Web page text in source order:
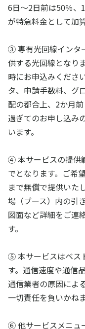
6日～2日前は50％、
が特急料金として加
③ 専有光回線インタ
供する光回線となり
時にお申込みくださ
タ、申請手数料、グ
配の都合上、2か月
過ぎてのお申し込み
います。
④ 本サービスの提供
でとなります。ご希
まで無償で提供いた
場（ブース）内の引
図面など詳細をご連
す。
⑤ 本サービスはベス
す。通信速度や通信
通信業者の原因によ
一切責任を負いかね
⑥ 他サービスメニュ